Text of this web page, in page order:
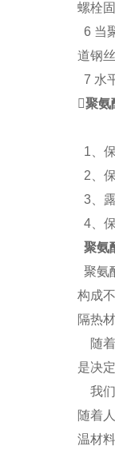
螺栓
6 当
道钢
7 水
聚氨
1、
2、
3、
4、
聚氨
聚氨
构成
隔热
随着
是决
我们
随着
温材